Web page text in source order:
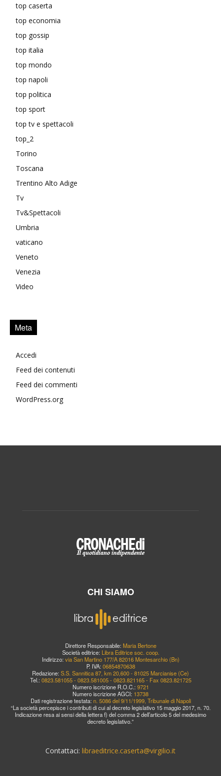
top caserta
top economia
top gossip
top italia
top mondo
top napoli
top politica
top sport
top tv e spettacoli
top_2
Torino
Toscana
Trentino Alto Adige
Tv
Tv&Spettacoli
Umbria
vaticano
Veneto
Venezia
Video
Meta
Accedi
Feed dei contenuti
Feed dei commenti
WordPress.org
CHI SIAMO
Direttore Responsabile: Maria Bertone
Società editrice: Libra Editrice soc. coop.
Indirizzo: via San Martino 177/A 82016 Montesarchio (Bn)
P. IVA: 06854870638
Redazione: S.S. Sannitica 87, km 20,600 - 81025 Marcianise (Ce)
Tel.: 0823.581055 - 0823.581005 - 0823.821165 - Fax 0823.821725
Numero iscrizione R.O.C.: 9721
Numero iscrizione AGCI: 13738
Dati registrazione testata: n. 5086 del 9/11/1999, Tribunale di Napoli
“La società percepisce i contributi di cui al decreto legislativo 15 maggio 2017, n. 70.
Indicazione resa ai sensi della lettera f) del comma 2 dell’articolo 5 del medesimo
decreto legislativo.”
Contattaci: libraeditrice.caserta@virgilio.it